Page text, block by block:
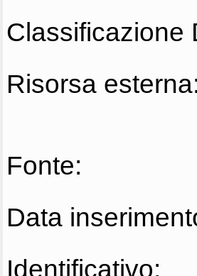
Classificazione
Risorsa esterna:
Fonte:
Data
Identificativo: